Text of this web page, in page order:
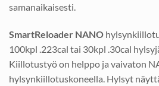
samanaikaisesti.
SmartReloader NANO
100kpl .223cal tai 30kpl .30cal
Kiillotustyö on helppo ja vaivaton
hylsynkiillotuskoneella. Hylsyt